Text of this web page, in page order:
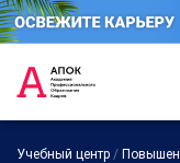
Учебный центр /